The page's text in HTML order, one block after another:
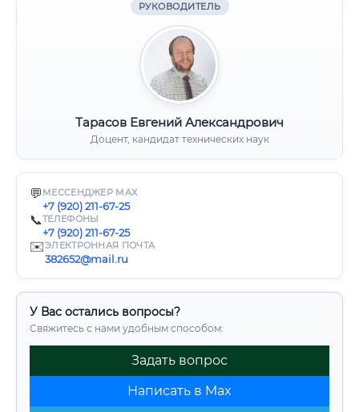
РУКОВОДИТЕЛЬ
Тарасов Евгений Александрович
Доцент, кандидат технических наук
💬 МЕССЕНДЖЕР MAX
+7 (920) 211-67-25
📞ТЕЛЕФОНЫ
+7 (920) 211-67-25
✉️ЭЛЕКТРОННАЯ ПОЧТА
382652@mail.ru
У Вас остались вопросы?
Свяжитесь с нами удобным способом:
Задать вопрос
Написать в Max